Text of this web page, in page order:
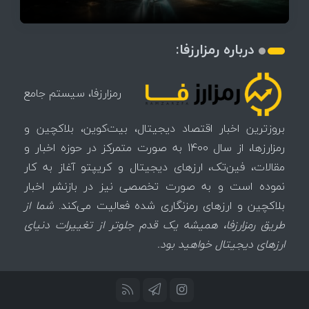
درباره رمزارزفا:
رمزارزفا، سیستم جامع
بروزترین اخبار اقتصاد دیجیتال، بیت‌کوین، بلاکچین و
رمزارزها، از سال 1400 به صورت متمرکز در حوزه اخبار و
مقالات، فین‌تک، ارزهای‌ دیجیتال و کریپتو آغاز به کار
نموده است و به صورت تخصصی نیز در بازنشر اخبار
بلاکچین و ارزهای رمزنگاری شده فعالیت می‌کند.شما از
طریق رمزارزفا، همیشه یک قدم جلوتر از تغییرات دنیای
ارزهای دیجیتال خواهید بود.